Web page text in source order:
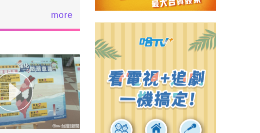
賴清德帶領立法
參選人何欣純，
昌等人出席，
，何欣純表
造無人機智慧
誓師，凝聚士
名／記者 楊宗
名，每場中常
more